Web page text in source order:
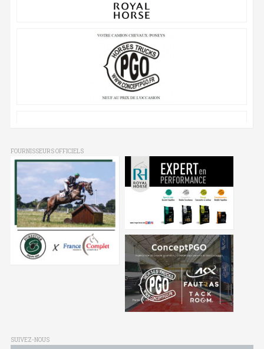
FOURNISSEURS OFFICIELS
SUIVEZ-NOUS